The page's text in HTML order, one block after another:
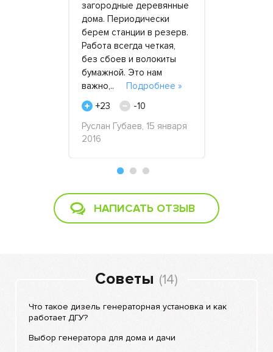
загородные деревянные
дома. Периодически
берем станции в резерв.
Работа всегда четкая,
без сбоев и волокиты
бумажной. Это нам
важно,.. Подробнее »
+23
-10
Руслан Губаев, 15 января
2016
НАПИСАТЬ ОТЗЫВ
Советы (14)
Что такое дизель генераторная установка и как
работает ДГУ?
Выбор генератора для дома и дачи